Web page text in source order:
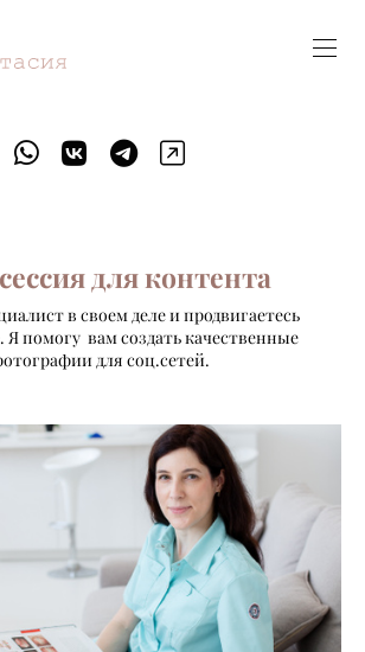
для контента
в своем деле и продвигаетесь
Я помогу вам создать качественные
для соц.сетей.